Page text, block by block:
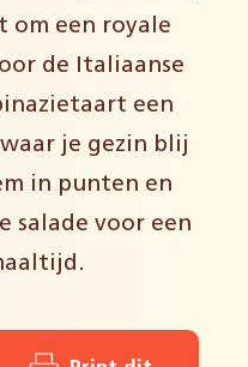
om een royale
de Italiaanse
een
je gezin blij
in punten en
salade voor een